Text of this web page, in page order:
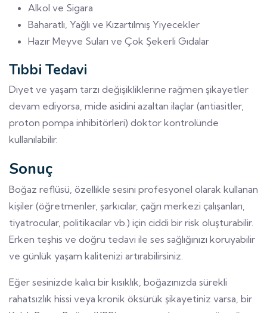
Alkol ve Sigara
Baharatlı, Yağlı ve Kızartılmış Yiyecekler
Hazır Meyve Suları ve Çok Şekerli Gıdalar
Tıbbi Tedavi
Diyet ve yaşam tarzı değişikliklerine rağmen şikayetler
devam ediyorsa, mide asidini azaltan ilaçlar (antiasitler,
proton pompa inhibitörleri) doktor kontrolünde
kullanılabilir.
Sonuç
Boğaz reflüsü, özellikle sesini profesyonel olarak kullanan
kişiler (öğretmenler, şarkıcılar, çağrı merkezi çalışanları,
tiyatrocular, politikacılar vb.) için ciddi bir risk oluşturabilir.
Erken teşhis ve doğru tedavi ile ses sağlığınızı koruyabilir
ve günlük yaşam kalitenizi artırabilirsiniz.
Eğer sesinizde kalıcı bir kısıklık, boğazınızda sürekli
rahatsızlık hissi veya kronik öksürük şikayetiniz varsa, bir